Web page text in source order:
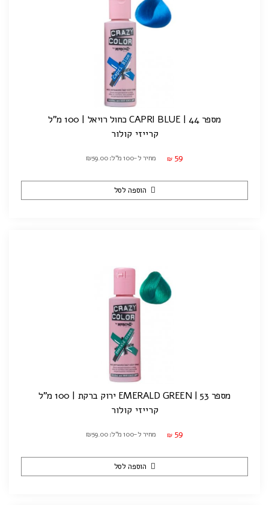
מספר 44 | CAPRI BLUE כחול רויאל | 100 מ"ל
קרייזי קולור
₪ 59 מחיר ל-100 מ"ל: ₪59.00
הוספה לסל
מספר 53 | EMERALD GREEN ירוק ברקת | 100 מ"ל
קרייזי קולור
₪ 59 מחיר ל-100 מ"ל: ₪59.00
הוספה לסל